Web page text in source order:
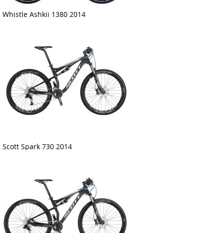
Whistle Ashkii 1380 2014
Scott Spark 730 2014